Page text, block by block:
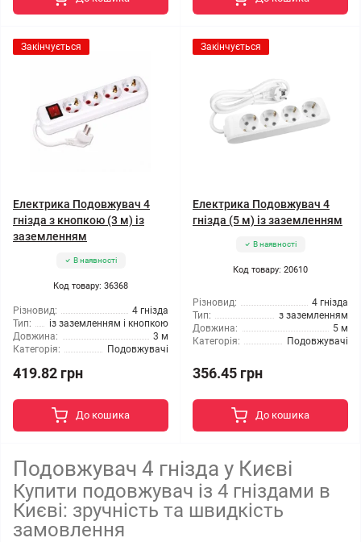
Закінчується
Електрика Подовжувач 4
гнізда з кнопкою (3 м) із
заземленням
В наявності
Код товару: 36368
Різновид:
4 гнізда
Тип:
із заземленням і кнопкою
Довжина:
3 м
Категорія:
Подовжувачі
419.82 грн
До кошика
Закінчується
Електрика Подовжувач 4
гнізда (5 м) із заземленням
В наявності
Код товару: 20610
Різновид:
4 гнізда
Тип:
з заземленням
Довжина:
5 м
Категорія:
Подовжувачі
356.45 грн
До кошика
Подовжувач 4 гнізда у Києві
Купити подовжувач із 4 гніздами в
Києві: зручність та швидкість
замовлення